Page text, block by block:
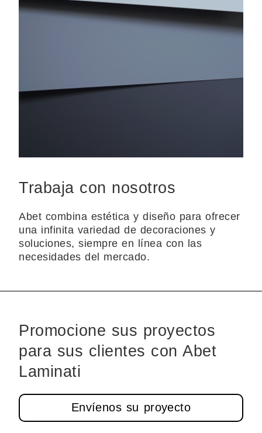
Trabaja con nosotros
Abet combina estética y diseño para ofrecer
una infinita variedad de decoraciones y
soluciones, siempre en línea con las
necesidades del mercado.
Promocione sus proyectos
para sus clientes con Abet
Laminati
Envíenos su proyecto